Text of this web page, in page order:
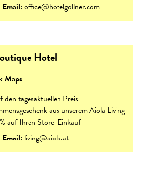
office@hotelgollner.com
Hotel
Maps
den tagesaktuellen Preis
aus unserem Aiola Living
auf Ihren Store-Einkauf
living@aiola.at